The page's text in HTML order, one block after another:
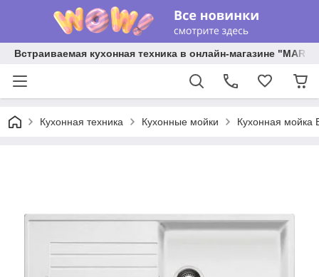
Встраиваемая кухонная техника в онлайн-магазине "MARY
Кухонная техника Кухонные мойки Кухонная мойка